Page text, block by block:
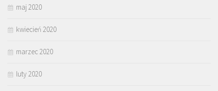
maj 2020
kwiecień 2020
marzec 2020
luty 2020